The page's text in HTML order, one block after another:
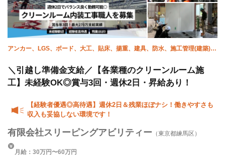
アンカー、LGS、ボード、大工、貼床、揚重、建具、防水、施工管理(建築)、
＼引越し準備金支給／【各業種のクリーンルーム施
工】未経験OK◎賞与3回・週休2日・昇給あり！
【経験者優遇◎高待遇】週休2日＆残業ほぼナシ！働きやすさも
収入も妥協しない環境です！
有限会社スリーピングアビリティー （東京都練馬区）
月給：30万円〜60万円